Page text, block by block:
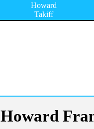
Howard
Takiff
Howard